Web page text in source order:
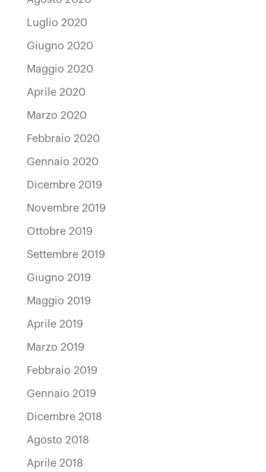
Luglio 2020
Giugno 2020
Maggio 2020
Aprile 2020
Marzo 2020
Febbraio 2020
Gennaio 2020
Dicembre 2019
Novembre 2019
Ottobre 2019
Settembre 2019
Giugno 2019
Maggio 2019
Aprile 2019
Marzo 2019
Febbraio 2019
Gennaio 2019
Dicembre 2018
Agosto 2018
Aprile 2018